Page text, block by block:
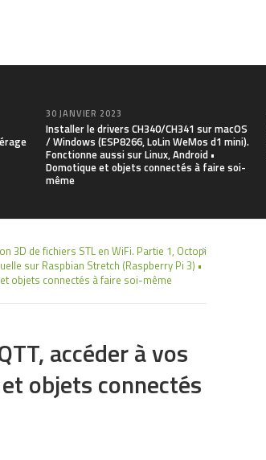
30 JANVIER 2023
Installer le drivers CH340/CH341 sur macOS
/ Windows (ESP8266, LoLin WeMos d1 mini).
Fonctionne aussi sur Linux, Android •
Domotique et objets connectés à faire soi-
même
3D de fichiers STL en WiFi. Partie 1, Octopi
sur Raspbian Stretch (Raspberry Pi 3) •
objets connectés à faire soi-même
accéder à vos
objets connectés